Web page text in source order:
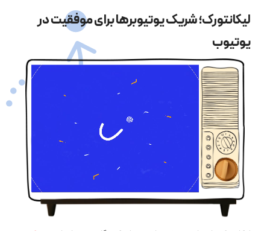
لیکانتورک؛ شریک یوتیوبرها برای موفقیت در
یوتیوب